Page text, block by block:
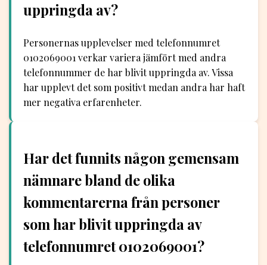
uppringda av?
Personernas upplevelser med telefonnumret
0102069001 verkar variera jämfört med andra
telefonnummer de har blivit uppringda av. Vissa
har upplevt det som positivt medan andra har haft
mer negativa erfarenheter.
Har det funnits någon gemensam
nämnare bland de olika
kommentarerna från personer
som har blivit uppringda av
telefonnumret 0102069001?